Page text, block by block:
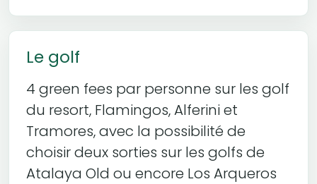
Le golf
4 green fees par personne sur les golf
du resort, Flamingos, Alferini et
Tramores, avec la possibilité de
choisir deux sorties sur les golfs de
Atalaya Old ou encore Los Arqueros